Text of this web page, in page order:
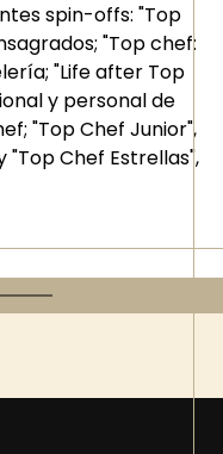
spin-offs: "Top
"Top chef:
"Life after Top
y personal de
"Top Chef Junior",
Chef Estrellas",